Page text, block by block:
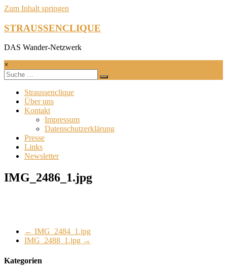
Zum Inhalt springen
STRAUSSENCLIQUE
DAS Wander-Netzwerk
×
Straussenclique
Über uns
Kontakt
Impressum
Datenschutzerklärung
Presse
Links
Newsletter
IMG_2486_1.jpg
← IMG_2484_1.jpg
IMG_2488_1.jpg →
Kategorien